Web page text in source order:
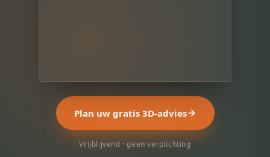
Plan uw gratis 3D-advies
Vrijblijvend · geen verplichting